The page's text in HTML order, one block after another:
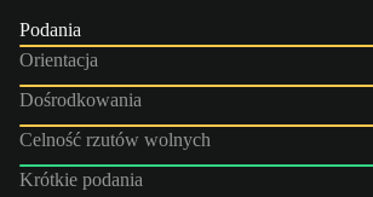
Podania
Orientacja
Dośrodkowania
Celność rzutów wolnych
Krótkie podania